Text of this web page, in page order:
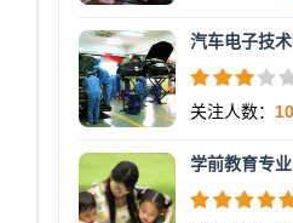
汽车电子技
关注人数：
学前教育专业